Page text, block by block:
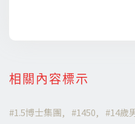
相關內容標示
1.5博士集團 1450 14歲